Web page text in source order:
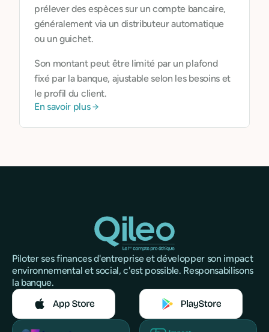
prélever des espèces sur un compte bancaire,
généralement via un distributeur automatique
ou un guichet.
Son montant peut être limité par un plafond
fixé par la banque, ajustable selon les besoins et
le profil du client.
En savoir plus
Piloter ses finances d'entreprise et développer son impact
environnemental et social, c'est possible. Responsabilisons
la banque.